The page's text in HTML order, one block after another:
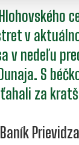
v
v nedeľu
S
za
Prievidza